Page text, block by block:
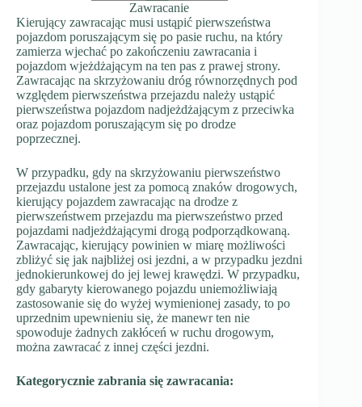
Zawracanie
Kierujący zawracając musi ustąpić pierwszeństwa
pojazdom poruszającym się po pasie ruchu, na który
zamierza wjechać po zakończeniu zawracania i
pojazdom wjeżdżającym na ten pas z prawej strony.
Zawracając na skrzyżowaniu dróg równorzędnych pod
względem pierwszeństwa przejazdu należy ustąpić
pierwszeństwa pojazdom nadjeżdżającym z przeciwka
oraz pojazdom poruszającym się po drodze
poprzecznej.
W przypadku, gdy na skrzyżowaniu pierwszeństwo
przejazdu ustalone jest za pomocą znaków drogowych,
kierujący pojazdem zawracając na drodze z
pierwszeństwem przejazdu ma pierwszeństwo przed
pojazdami nadjeżdżającymi drogą podporządkowaną.
Zawracając, kierujący powinien w miarę możliwości
zbliżyć się jak najbliżej osi jezdni, a w przypadku jezdni
jednokierunkowej do jej lewej krawędzi. W przypadku,
gdy gabaryty kierowanego pojazdu uniemożliwiają
zastosowanie się do wyżej wymienionej zasady, to po
uprzednim upewnieniu się, że manewr ten nie
spowoduje żadnych zakłóceń w ruchu drogowym,
można zawracać z innej części jezdni.
Kategorycznie zabrania się zawracania: